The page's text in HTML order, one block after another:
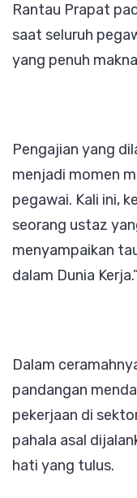
Rantau Prapat
saat seluruh
yang penuh
Pengajian yang
menjadi momen
pegawai. Kali ini,
seorang ustaz
menyampaikan
dalam Dunia
Dalam
pandangan
pekerjaan di
pahala asal
hati yang tulus.